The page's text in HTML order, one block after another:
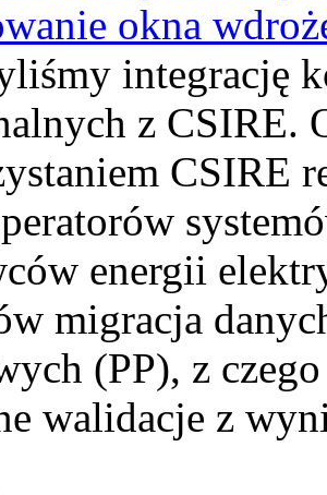
okna
integrację
z CSIRE.
CSIRE
energii
migracja
(PP), z
walidacje z